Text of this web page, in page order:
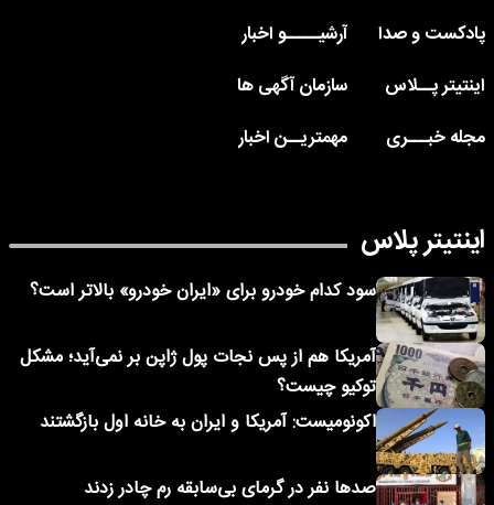
پادکست و صدا
آرشیـــــو اخبار
اینتیتر پــلاس
سازمان آگهی ها
مجله خبـــری
مهمتریــن اخبار
اینتیتر پلاس
سود کدام خودرو برای «ایران خودرو» بالاتر است؟
آمریکا هم از پس نجات پول ژاپن بر نمی‌آید؛ مشکل
توکیو چیست؟
اکونومیست: آمریکا و ایران به خانه اول بازگشتند
صدها نفر در گرمای بی‌سابقه رم چادر زدند